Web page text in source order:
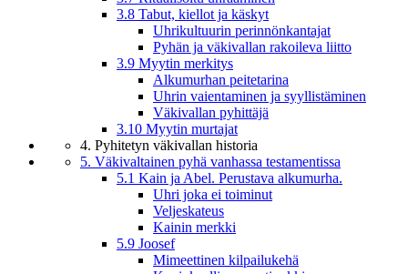
3.8 Tabut, kiellot ja käskyt
Uhrikultuurin perinnönkantajat
Pyhän ja väkivallan rakoileva liitto
3.9 Myytin merkitys
Alkumurhan peitetarina
Uhrin vaientaminen ja syyllistäminen
Väkivallan pyhittäjä
3.10 Myytin murtajat
4. Pyhitetyn väkivallan historia
5. Väkivaltainen pyhä vanhassa testamentissa
5.1 Kain ja Abel. Perustava alkumurha.
Uhri joka ei toiminut
Veljeskateus
Kainin merkki
5.9 Joosef
Mimeettinen kilpailukehä